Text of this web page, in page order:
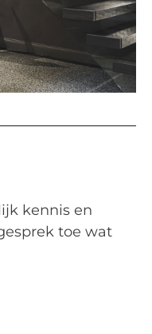
kennis en
toe wat